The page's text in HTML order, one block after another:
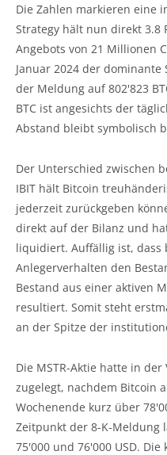
Die Zahlen markieren eine
Strategy hält nun direkt 3.8
Angebots von 21 Millionen
Januar 2024 der dominante
der Meldung auf 802'823
BTC ist angesichts der
Abstand bleibt symbolisch
Der Unterschied zwischen
IBIT hält Bitcoin
jederzeit zurückgeben
direkt auf der Bilanz und
liquidiert. Auffällig ist, dass
Anlegerverhalten den
Bestand aus einer aktiven
resultiert. Somit steht
an der Spitze der
Die MSTR-Aktie hatte in
zugelegt, nachdem Bitcoin
Wochenende kurz über
Zeitpunkt der 8-K-Meldung
75'000 und 76'000 USD.